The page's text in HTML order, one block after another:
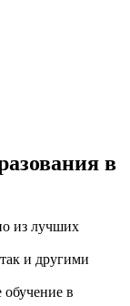
в
из лучших
и другими
в